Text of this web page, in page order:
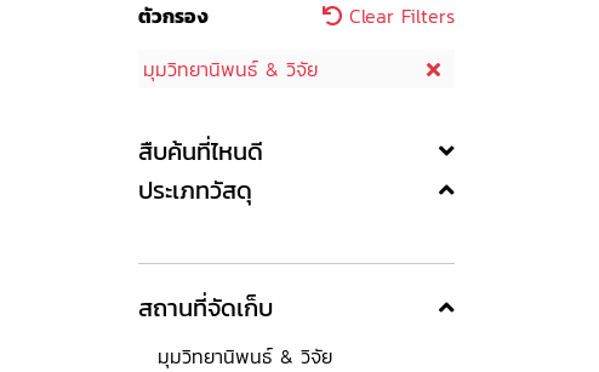
ตัวกรอง
Clear Filters
มุมวิทยานิพนธ์ & วิจัย
สืบค้นที่ไหนดี
ประเภทวัสดุ
สถานที่จัดเก็บ
มุมวิทยานิพนธ์ & วิจัย